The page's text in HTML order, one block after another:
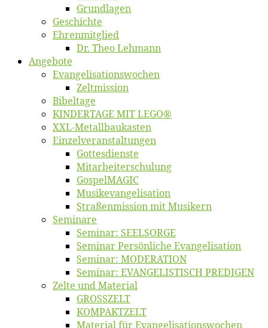
Grund­la­gen
Ge­schich­te
Eh­ren­mit­glied
Dr. Theo Lehmann
An­ge­bo­te
Evangelisa­tions­wo­chen
Zelt­mis­si­on
Bi­bel­ta­ge
KINDERTAGE MIT LEGO®
XXL-Me­­tal­l­­bau­­kas­­ten
Einzelver­an­stal­tungen
Got­tes­diens­te
Mitarbeiter­schulung
Gos­pel­MA­GIC
Musikevan­ge­li­sa­tion
Straßenmis­sion mit Musikern
Se­mi­na­re
Se­mi­nar: SEELSORGE
Se­mi­nar Per­sön­li­che Evangelisation
Se­mi­nar: MODERATION
Se­mi­nar: EVANGELISTISCH PREDIGEN
Zel­te und Material
GROSSZELT
KOMPAKTZELT
Ma­te­ri­al für Evangelisationswochen